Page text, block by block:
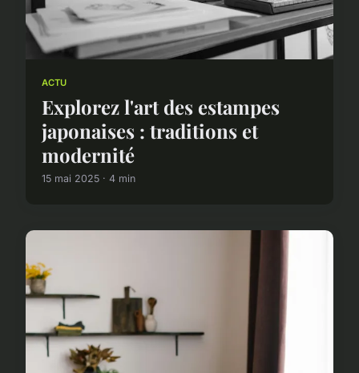
ACTU
Explorez l'art des estampes
japonaises : traditions et
modernité
15 mai 2025 · 4 min